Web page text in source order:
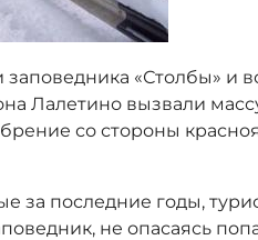
заповедника «Столбы» и
Лалетино вызвали
со стороны
за последние годы,
не опасаясь